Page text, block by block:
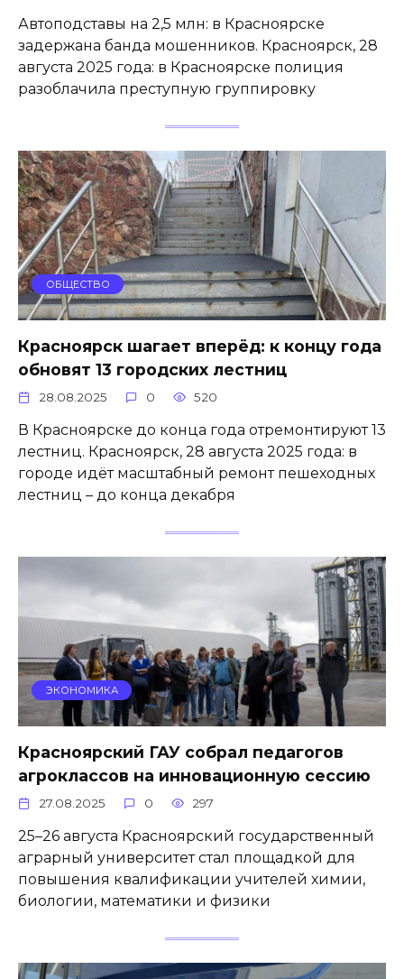
Автоподставы на 2,5 млн: в Красноярске
задержана банда мошенников. Красноярск, 28
августа 2025 года: в Красноярске полиция
разоблачила преступную группировку
ОБЩЕСТВО
Красноярск шагает вперёд: к концу года
обновят 13 городских лестниц
28.08.2025 0 520
В Красноярске до конца года отремонтируют 13
лестниц. Красноярск, 28 августа 2025 года: в
городе идёт масштабный ремонт пешеходных
лестниц – до конца декабря
ЭКОНОМИКА
Красноярский ГАУ собрал педагогов
агроклассов на инновационную сессию
27.08.2025 0 297
25–26 августа Красноярский государственный
аграрный университет стал площадкой для
повышения квалификации учителей химии,
биологии, математики и физики